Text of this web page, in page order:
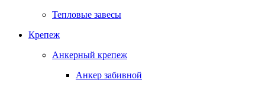
Тепловые завесы
Крепеж
Анкерный крепеж
Анкер забивной